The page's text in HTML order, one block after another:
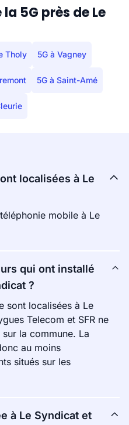
5G près de Le
Tholy 5G à Vagney
5G à Saint-Amé
localisées à Le
mobile à Le
qui ont installé
?
sont localisées à Le
Telecom et SFR ne
la commune. La
au moins
situés sur les
à Le Syndicat et